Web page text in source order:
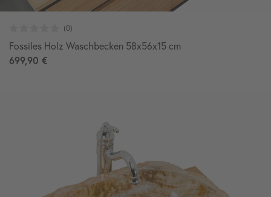
Fossiles Holz Waschbecken 58x56x15 cm
699,90 €